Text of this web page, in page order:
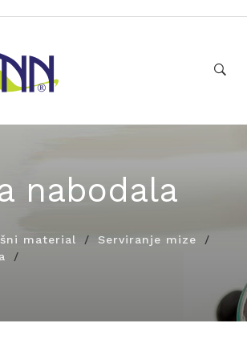
nabodala
material
Serviranje mize